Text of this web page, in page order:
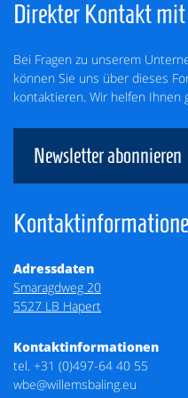
Direkter Kontakt
Bei Fragen zu unserem
können Sie uns über dieses
kontaktieren. Wir helfen Ihnen
Newsletter abonnieren
Adressdaten
Smaragdweg 20
5527 LB Hapert
Kontaktinformationen
tel. +31 (0)497-64 40 55
wbe@willemsbaling.eu